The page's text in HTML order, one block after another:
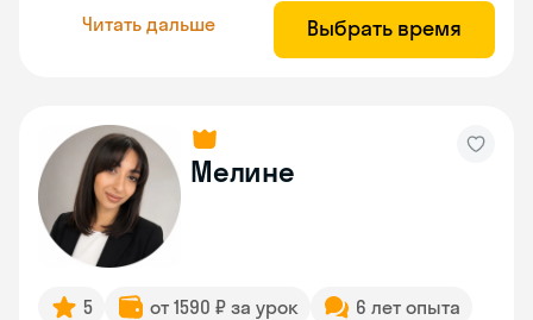
Читать дальше Выбрать время
Мелине
5 от 1590 ₽ за урок
6 лет опыта